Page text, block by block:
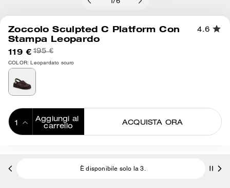
/6
Zoccolo Sculpted C Platform Con
Stampa Leopardo
4.6
119 € 195 €
COLOR: Leopardato scuro
Aggiungi al
carrello
ACQUISTA ORA
È disponibile solo la 3.